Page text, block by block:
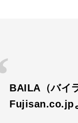
BAILA（バイ
Fujisan.co.jp